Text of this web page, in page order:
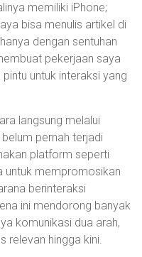
memiliki iPhone;
bisa menulis artikel di
dengan sentuhan
pekerjaan saya
untuk interaksi yang
langsung melalui
pernah terjadi
platform seperti
untuk mempromosikan
berinteraksi
ini mendorong banyak
komunikasi dua arah,
relevan hingga kini.